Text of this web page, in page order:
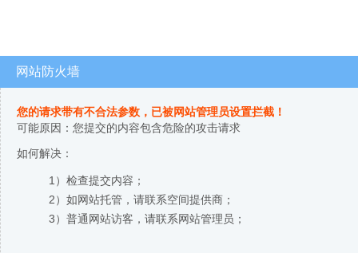
网站防火墙
您的请求带有不合法参数，已被网站管理员设置拦截！
可能原因：您提交的内容包含危险的攻击请求
如何解决：
1）检查提交内容；
2）如网站托管，请联系空间提供商；
3）普通网站访客，请联系网站管理员；